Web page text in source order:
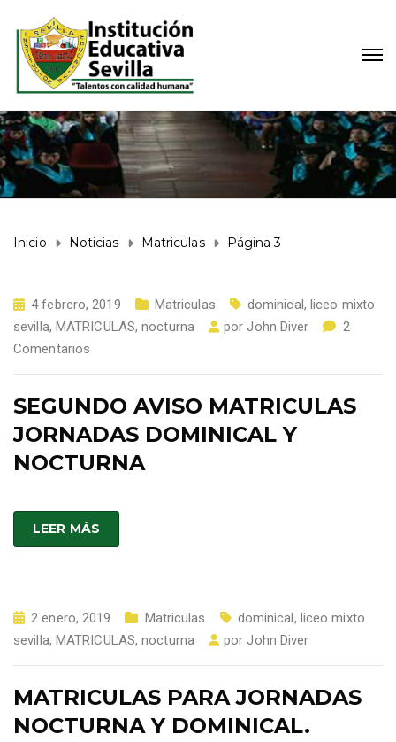
Inicio Noticias Matriculas Página 3
4 febrero, 2019 Matriculas dominical, liceo mixto
sevilla, MATRICULAS,nocturna porJohn Diver
2
Comentarios
SEGUNDO AVISO MATRICULAS
JORNADAS DOMINICAL Y
NOCTURNA
LEER MÁS
2 enero, 2019 Matriculas dominical , liceo mixto
sevilla, MATRICULAS,nocturna porJohn Diver
MATRICULAS PARA JORNADAS
NOCTURNA Y DOMINICAL.